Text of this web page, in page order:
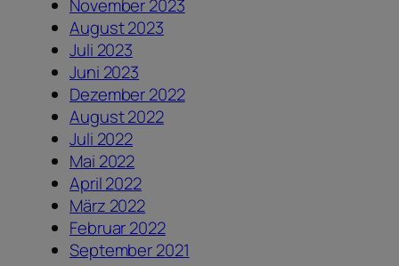
November 2023
August 2023
Juli 2023
Juni 2023
Dezember 2022
August 2022
Juli 2022
Mai 2022
April 2022
März 2022
Februar 2022
September 2021